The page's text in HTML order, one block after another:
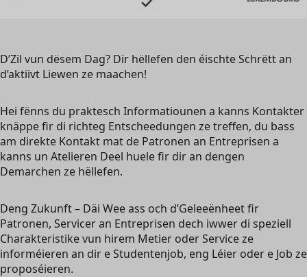
D’Zil vun dësem Dag? Dir hëllefen den éischte Schrëtt an
d’aktiivt Liewen ze maachen!
Hei fënns du praktesch Informatiounen a kanns Kontakter
knäppe fir di richteg Entscheedungen ze treffen, du bass
am direkte Kontakt mat de Patronen an Entreprisen a
kanns un Atelieren Deel huele fir dir an dengen
Demarchen ze hëllefen.
Deng Zukunft – Däi Wee ass och d’Geleeënheet fir
Patronen, Servicer an Entreprisen dech iwwer di speziell
Charakteristike vun hirem Metier oder Service ze
informéieren an dir e Studentenjob, eng Léier oder e Job ze
proposéieren.